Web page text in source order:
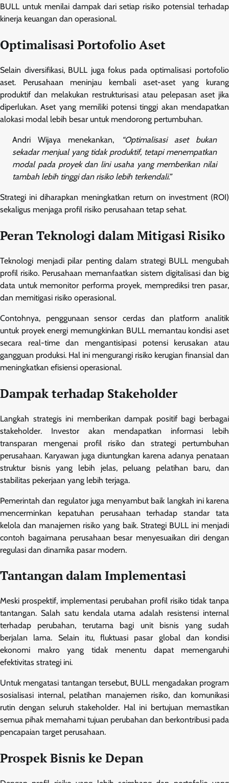
BULL untuk menilai dampak dari setiap risiko potensial terhadap
kinerja keuangan dan operasional.
Optimalisasi Portofolio Aset
Selain diversifikasi, BULL juga fokus pada optimalisasi portofolio
aset. Perusahaan meninjau kembali aset-aset yang kurang
produktif dan melakukan restrukturisasi atau pelepasan aset jika
diperlukan. Aset yang memiliki potensi tinggi akan mendapatkan
alokasi modal lebih besar untuk mendorong pertumbuhan.
Andri Wijaya menekankan, “Optimalisasi aset bukan
sekadar menjual yang tidak produktif, tetapi menempatkan
modal pada proyek dan lini usaha yang memberikan nilai
tambah lebih tinggi dan risiko lebih terkendali.”
Strategi ini diharapkan meningkatkan return on investment (ROI)
sekaligus menjaga profil risiko perusahaan tetap sehat.
Peran Teknologi dalam Mitigasi Risiko
Teknologi menjadi pilar penting dalam strategi BULL mengubah
profil risiko. Perusahaan memanfaatkan sistem digitalisasi dan big
data untuk memonitor performa proyek, memprediksi tren pasar,
dan memitigasi risiko operasional.
Contohnya, penggunaan sensor cerdas dan platform analitik
untuk proyek energi memungkinkan BULL memantau kondisi aset
secara real-time dan mengantisipasi potensi kerusakan atau
gangguan produksi. Hal ini mengurangi risiko kerugian finansial dan
meningkatkan efisiensi operasional.
Dampak terhadap Stakeholder
Langkah strategis ini memberikan dampak positif bagi berbagai
stakeholder. Investor akan mendapatkan informasi lebih
transparan mengenai profil risiko dan strategi pertumbuhan
perusahaan. Karyawan juga diuntungkan karena adanya penataan
struktur bisnis yang lebih jelas, peluang pelatihan baru, dan
stabilitas pekerjaan yang lebih terjaga.
Pemerintah dan regulator juga menyambut baik langkah ini karena
mencerminkan kepatuhan perusahaan terhadap standar tata
kelola dan manajemen risiko yang baik. Strategi BULL ini menjadi
contoh bagaimana perusahaan besar menyesuaikan diri dengan
regulasi dan dinamika pasar modern.
Tantangan dalam Implementasi
Meski prospektif, implementasi perubahan profil risiko tidak tanpa
tantangan. Salah satu kendala utama adalah resistensi internal
terhadap perubahan, terutama bagi unit bisnis yang sudah
berjalan lama. Selain itu, fluktuasi pasar global dan kondisi
ekonomi makro yang tidak menentu dapat memengaruhi
efektivitas strategi ini.
Untuk mengatasi tantangan tersebut, BULL mengadakan program
sosialisasi internal, pelatihan manajemen risiko, dan komunikasi
rutin dengan seluruh stakeholder. Hal ini bertujuan memastikan
semua pihak memahami tujuan perubahan dan berkontribusi pada
pencapaian target perusahaan.
Prospek Bisnis ke Depan